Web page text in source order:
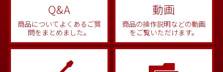
Q&A
商品についてよくあるご質
問をまとめました。
動画
商品の操作説明などの動画
をご覧いただけます。